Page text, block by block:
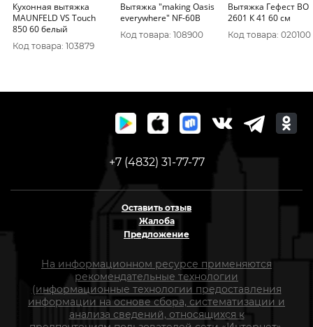
Кухонная вытяжка
MAUNFELD VS Touch
850 60 белый
Код товара: 103879
Вытяжка "making Оasis
everywhere" NF-60B
Код товара: 108900
Вытяжка Гефест ВО
2601 К 41 60 см
Код товара: 020100
+7 (4832) 31-77-77
Оставить отзыв
Жалоба
Предложение
На информационном ресурсе применяются
рекомендательные технологии
(информационные технологии предоставления
информации на основе сбора, систематизации и
анализа сведений, относящихся к